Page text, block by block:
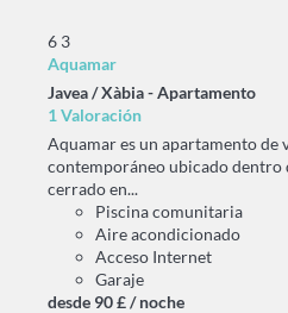
6 3
Aquamar
Javea / Xàbia -Apartamento
1 Valoración
Aquamar es un apartamento de
contemporáneo ubicado dentro
cerrado en...
Piscina comunitaria
Aire acondicionado
Acceso Internet
Garaje
desde 90 £/ noche